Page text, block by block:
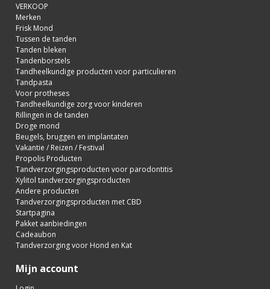
VERKOOP
Merken
Frisk Mond
Tussen de tanden
Tanden bleken
Tandenborstels
Tandheelkundige producten voor particulieren
Tandpasta
Voor protheses
Tandheelkundige zorg voor kinderen
Rillingen in de tanden
Droge mond
Beugels, bruggen en implantaten
Vakantie / Reizen / Festival
Propolis Producten
Tandverzorgingsproducten voor parodontitis
Xylitol tandverzorgingsproducten
Andere producten
Tandverzorgingsproducten met CBD
Startpagina
Pakket aanbiedingen
Cadeaubon
Tandverzorging voor Hond en Kat
Mijn account